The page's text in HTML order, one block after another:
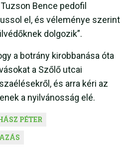
Bence pedofil
el, és véleménye szerint
dolgozik”.
a botrány kirobbanása óta
a Szőlő utcai
és arra kéri az
a nyilvánosság elé.
PÉTER